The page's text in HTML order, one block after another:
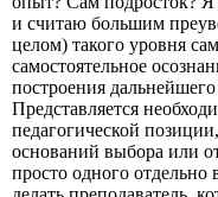
и считаю большим
целом) такого уровня
самостоятельное
построения
Представляется
педагогической
оснований выбора или
просто одного отдельно